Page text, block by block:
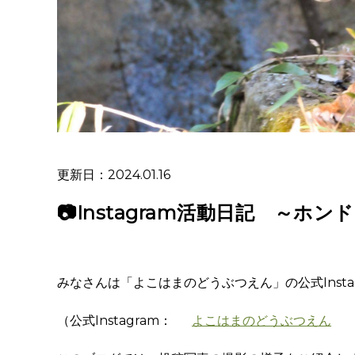
更新日：2024.01.16
📷Instagram活動日記 ～ホン
みなさんは「よこはまのどうぶつえん」の公式
（公式Instagram： よこはまのどうぶつえん